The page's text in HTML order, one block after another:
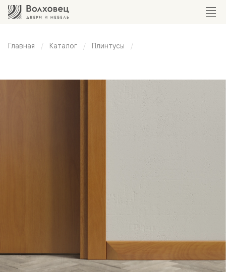
Главная Каталог Плинтусы
плинтус 75 мм